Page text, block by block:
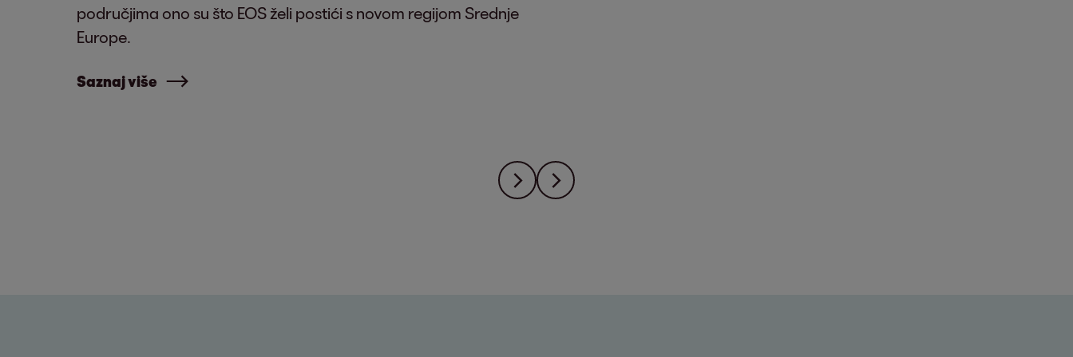
područjima ono su što EOS želi postići s novom regijom Srednje
Europe.
Saznaj više